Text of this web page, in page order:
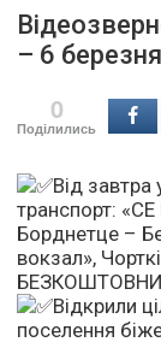
– 6
0
Поділились
Від завтра
транспорт:
Борднетце –
вокзал»,
Відкрили
поселення